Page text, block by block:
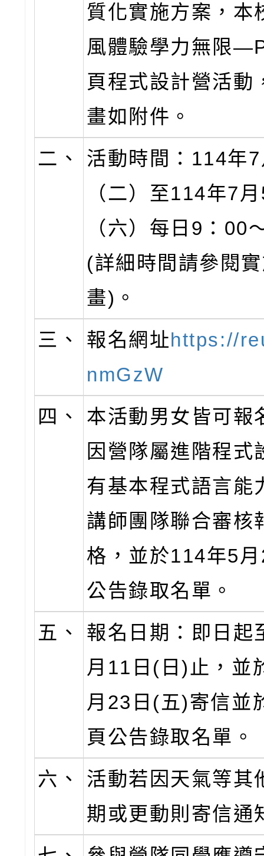
質化實施方案，本
風體驗學力無限
頁程式設計營活動
畫如附件。
二、
活動時間：114年
（二）至114年7
（六）每日9：00
(詳細時間請參閱
畫)。
三、
報名網址https://
nmGzW
四、
本活動男女皆可報
因營隊屬進階程式
有基本程式語言能
講師團隊聯合審核
格，並於114年5
公告錄取名單。
五、
報名日期：即日起
月11日(日)止，並
月23日(五)寄信並
頁公告錄取名單。
六、
活動若因天氣等其
期或更動則寄信通